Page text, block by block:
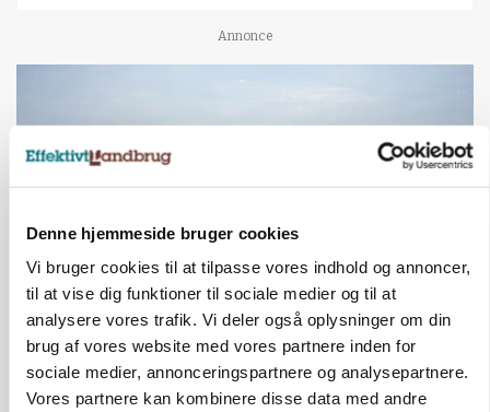
Denne hjemmeside bruger cookies
Vi bruger cookies til at tilpasse vores indhold og annoncer,
til at vise dig funktioner til sociale medier og til at
analysere vores trafik. Vi deler også oplysninger om din
brug af vores website med vores partnere inden for
sociale medier, annonceringspartnere og analysepartnere.
Vores partnere kan kombinere disse data med andre
Annonce
BUSINESS
Danish Agro skifter nøgleprofil i Østdanmark
Annonce